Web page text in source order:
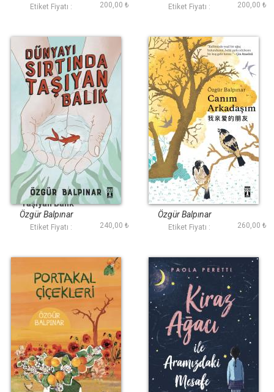
Etiket Fiyatı : 200,00 ₺ Etiket Fiyatı : 200,00 ₺
Dünyayı Sırtında
Taşıyan Balık
Özgür Balpınar
Etiket Fiyatı : 240,00 ₺
Canım Arkadaşım
Özgür Balpınar
Etiket Fiyatı : 260,00 ₺